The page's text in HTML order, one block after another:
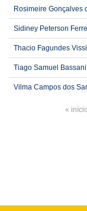
Rosimeire Gonçalves
Sidiney Peterson
Thacio Fagundes
Tiago Samuel Bassani
Vilma Campos dos
« início